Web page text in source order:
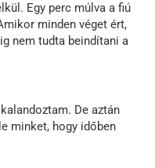
Egy perc múlva a fiú
minden véget ért,
nem tudta beindítani a
De aztán
minket, hogy időben